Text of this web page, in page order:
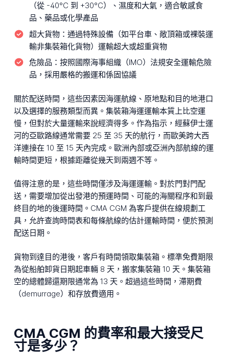
（從 -40°C 到 +30°C）、濕度和大氣，適合敏感食
品、藥品或化學產品
超大貨物： 通過特殊設備（如平台車、敞頂箱或裸裝運
輸非集裝箱化貨物）運輸超大或超重貨物
危險品： 按照國際海事組織（IMO）法規安全運輸危險
品，採用嚴格的搬運和係固協議
關於配送時間，這些因素因海運航線、原地點和目的地港口
以及選擇的服務類型而異。集裝箱海運運輸本質上比空運
慢，但對於大量運輸來說經濟得多。作為指示，經蘇伊士運
河的亞歐路線通常需要 25 至 35 天的航行，而歐美跨大西
洋連接在 10 至 15 天內完成。歐洲內部或亞洲內部航線的運
輸時間更短，根據距離從幾天到兩週不等。
值得注意的是，這些時間僅涉及海運運輸。對於門對門配
送，需要增加從出發港的預運時間、可能的海關程序和到最
終目的地的後運時間。CMA CGM 為客戶提供在線規劃工
具，允許查詢時間表和每條航線的估計運輸時間，便於預測
配送日期。
貨物到達目的港後，客戶有時間領取集裝箱。標準免費期限
為從船舶卸貨日期起車輛 8 天，搬家集裝箱 10 天。集裝箱
空的總體歸還期限通常為 13 天。超過這些時間，滯期費
（demurrage）和存放費適用。
CMA CGM 的費率和最大接受尺
寸是多少？